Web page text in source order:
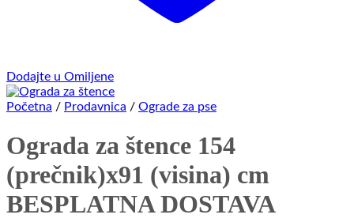
Dodajte u Omiljene
Početna / Prodavnica / Ograde za pse
Ograda za štence 154
(prečnik)x91 (visina) cm
BESPLATNA DOSTAVA